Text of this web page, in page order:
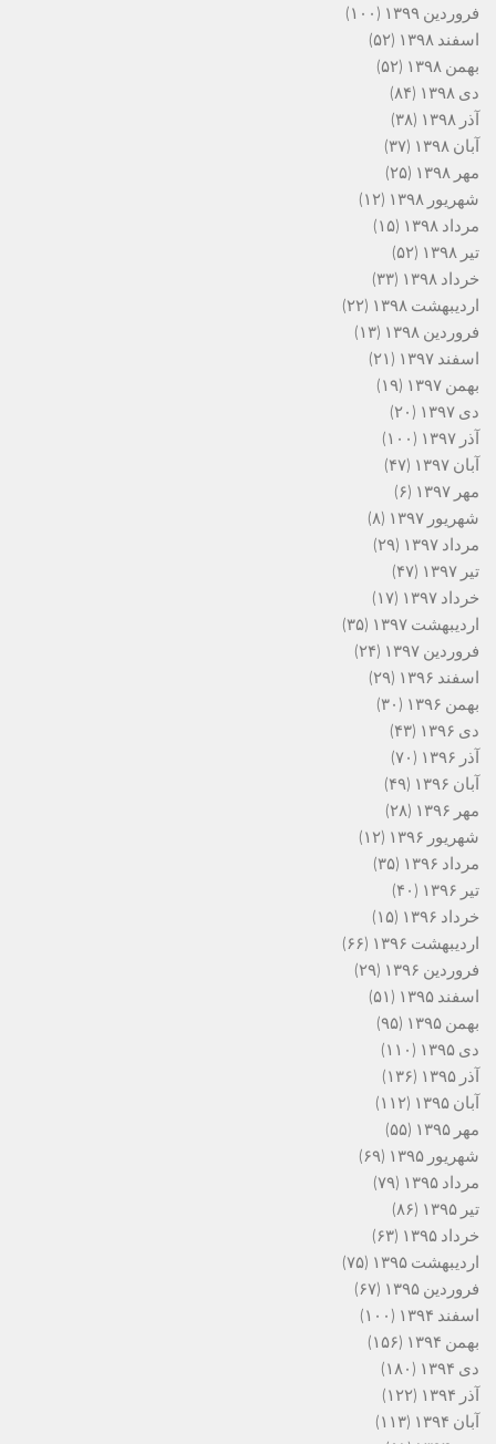
فروردین ۱۳۹۹
(۱۰۰)
اسفند ۱۳۹۸
(۵۲)
بهمن ۱۳۹۸
(۵۲)
دی ۱۳۹۸
(۸۴)
آذر ۱۳۹۸
(۳۸)
آبان ۱۳۹۸
(۳۷)
مهر ۱۳۹۸
(۲۵)
شهریور ۱۳۹۸
(۱۲)
مرداد ۱۳۹۸
(۱۵)
تیر ۱۳۹۸
(۵۲)
خرداد ۱۳۹۸
(۳۳)
اردیبهشت ۱۳۹۸
(۲۲)
فروردین ۱۳۹۸
(۱۳)
اسفند ۱۳۹۷
(۲۱)
بهمن ۱۳۹۷
(۱۹)
دی ۱۳۹۷
(۲۰)
آذر ۱۳۹۷
(۱۰۰)
آبان ۱۳۹۷
(۴۷)
مهر ۱۳۹۷
(۶)
شهریور ۱۳۹۷
(۸)
مرداد ۱۳۹۷
(۲۹)
تیر ۱۳۹۷
(۴۷)
خرداد ۱۳۹۷
(۱۷)
اردیبهشت ۱۳۹۷
(۳۵)
فروردین ۱۳۹۷
(۲۴)
اسفند ۱۳۹۶
(۲۹)
بهمن ۱۳۹۶
(۳۰)
دی ۱۳۹۶
(۴۳)
آذر ۱۳۹۶
(۷۰)
آبان ۱۳۹۶
(۴۹)
مهر ۱۳۹۶
(۲۸)
شهریور ۱۳۹۶
(۱۲)
مرداد ۱۳۹۶
(۳۵)
تیر ۱۳۹۶
(۴۰)
خرداد ۱۳۹۶
(۱۵)
اردیبهشت ۱۳۹۶
(۶۶)
فروردین ۱۳۹۶
(۲۹)
اسفند ۱۳۹۵
(۵۱)
بهمن ۱۳۹۵
(۹۵)
دی ۱۳۹۵
(۱۱۰)
آذر ۱۳۹۵
(۱۳۶)
آبان ۱۳۹۵
(۱۱۲)
مهر ۱۳۹۵
(۵۵)
شهریور ۱۳۹۵
(۶۹)
مرداد ۱۳۹۵
(۷۹)
تیر ۱۳۹۵
(۸۶)
خرداد ۱۳۹۵
(۶۳)
اردیبهشت ۱۳۹۵
(۷۵)
فروردین ۱۳۹۵
(۶۷)
اسفند ۱۳۹۴
(۱۰۰)
بهمن ۱۳۹۴
(۱۵۶)
دی ۱۳۹۴
(۱۸۰)
آذر ۱۳۹۴
(۱۲۲)
آبان ۱۳۹۴
(۱۱۳)